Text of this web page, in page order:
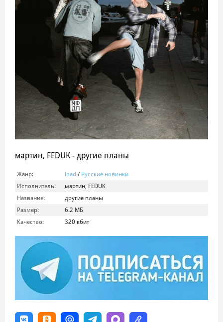
мартин, FEDUK - другие планы
Жанр: load / Русские новинки
Исполнитель:
мартин, FEDUK
Название:
другие планы
Размер:
6.2 МБ
Качество:
320 кбит